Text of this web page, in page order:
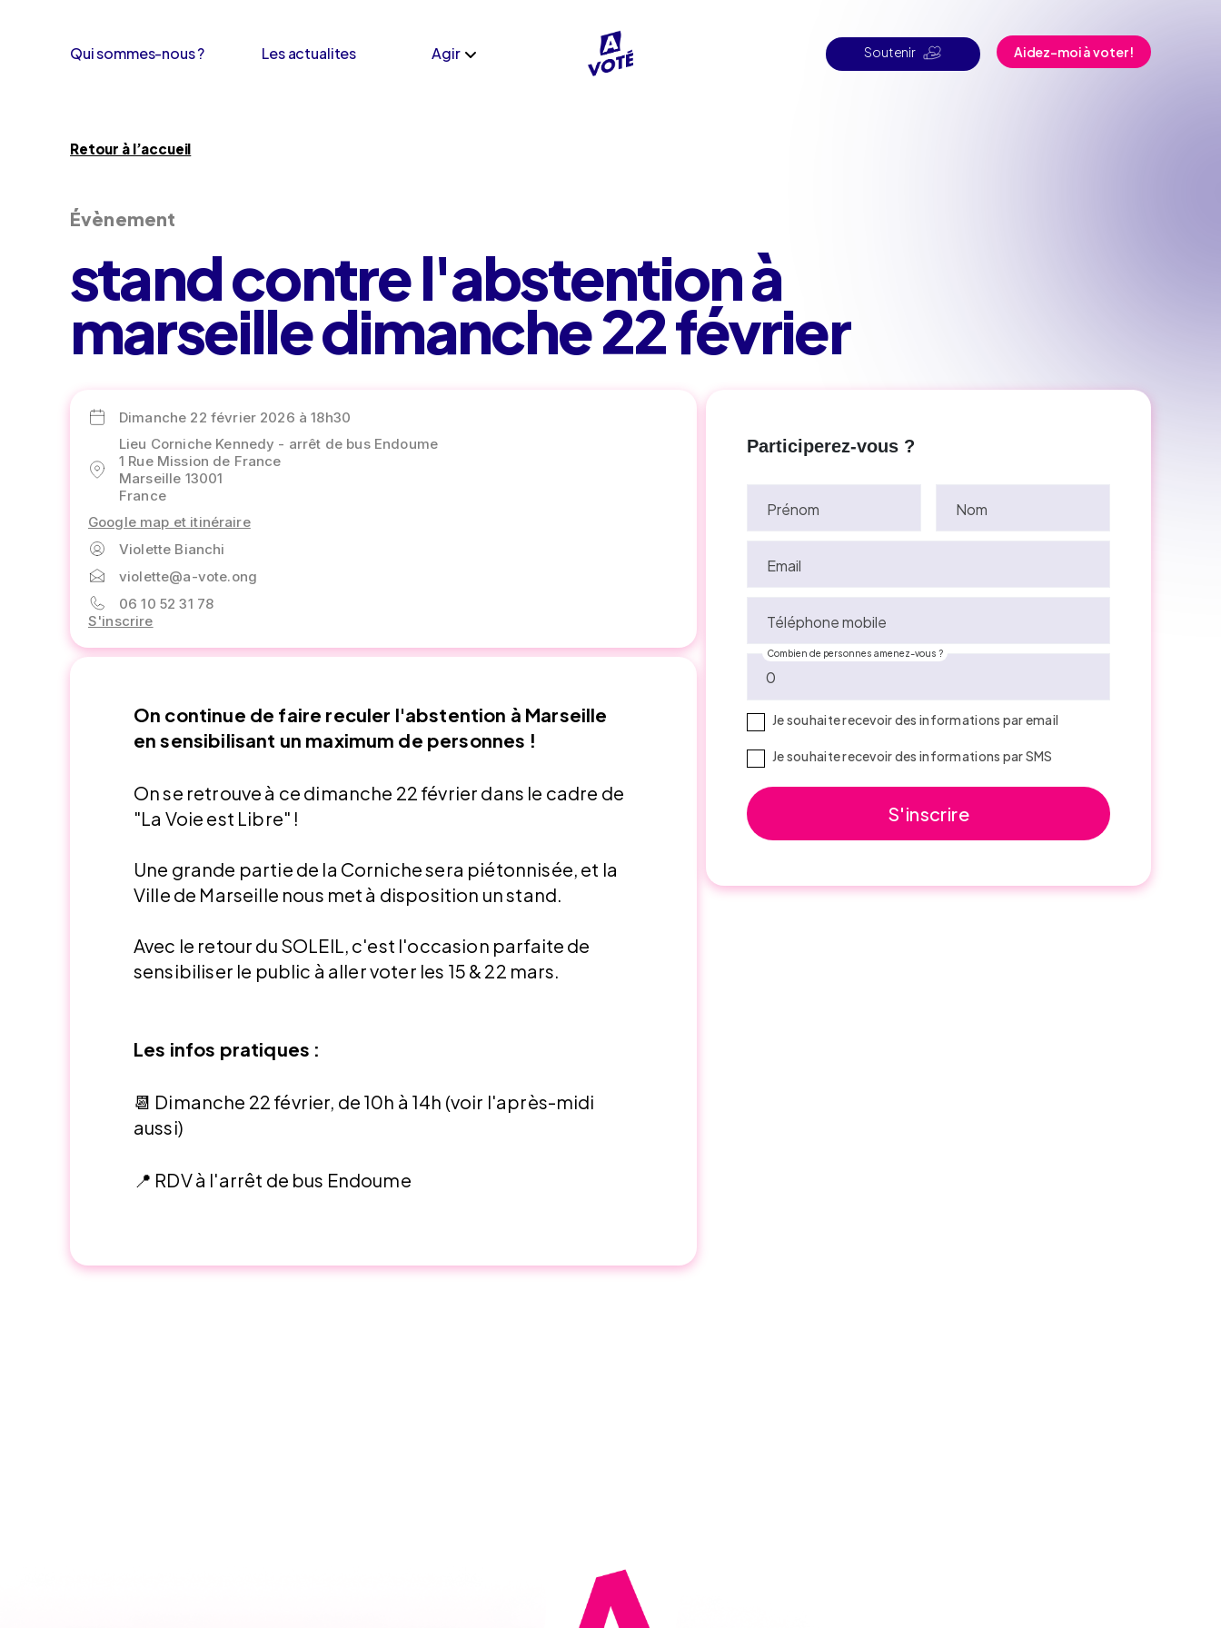
Qui sommes-nous ? Les actualites Agir Soutenir Aidez-moi à voter !
Retour à l’accueil
Évènement
stand contre l'abstention à
marseille dimanche 22 février
Dimanche 22 février 2026 à 18h30
Lieu Corniche Kennedy - arrêt de bus Endoume
1 Rue Mission de France
Marseille 13001
France
Google map et itinéraire
Violette Bianchi
violette@a-vote.ong
06 10 52 31 78
S'inscrire
On continue de faire reculer l'abstention à Marseille
en sensibilisant un maximum de personnes !
On se retrouve à ce dimanche 22 février dans le cadre de
"La Voie est Libre" !
Une grande partie de la Corniche sera piétonnisée, et la
Ville de Marseille nous met à disposition un stand.
Avec le retour du SOLEIL, c'est l'occasion parfaite de
sensibiliser le public à aller voter les 15 & 22 mars.
Les infos pratiques :
📆 Dimanche 22 février, de 10h à 14h (voir l'après-midi
aussi)
📍 RDV à l'arrêt de bus Endoume
Participerez-vous ?
Prénom Nom
Email
Téléphone mobile
Combien de personnes amenez-vous ?
Je souhaite recevoir des informations par email
Je souhaite recevoir des informations par SMS